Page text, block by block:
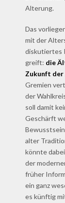
Alterung.
Das
mit der
diskutiertes
greift: die
Zukunft der
Gremien
der
soll damit
Geschärft
alter
könnte
der
früher
ein ganz
es künftig